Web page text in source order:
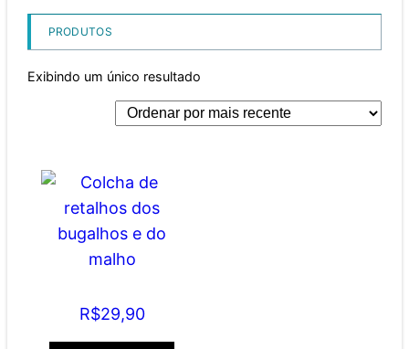
PRODUTOS
Exibindo um único resultado
R$29,90